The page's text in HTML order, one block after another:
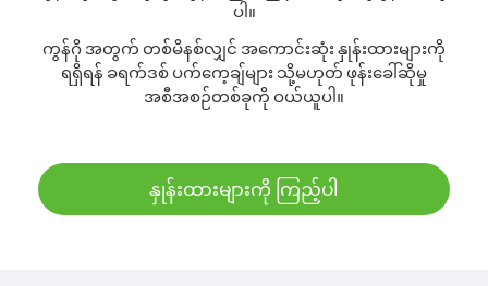
ပါ။
ကွန်ဂို အတွက် တစ်မိနစ်လျှင် အကောင်းဆုံး နှုန်းထားများကို
ရရှိရန် ခရက်ဒစ် ပက်ကေ့ချ်များ သို့မဟုတ် ဖုန်းခေါ်ဆိုမှု
အစီအစဉ်တစ်ခုကို ဝယ်ယူပါ။
နှုန်းထားများကို ကြည့်ပါ